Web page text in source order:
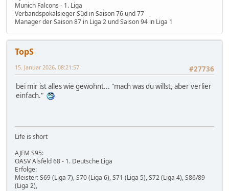
Munich Falcons - 1. Liga
Verbandspokalsieger Süd in Saison 76 und 77
Manager der Saison 87 in Liga 2 und Saison 94 in Liga 1
TopS
#27736
15. Januar 2026, 08:21:57
bei mir ist alles wie gewohnt... "mach was du willst, aber verlier
einfach."
Life is short
AJFM S95:
OASV Alsfeld 68 - 1. Deutsche Liga
Erfolge:
Meister: S69 (Liga 7), S70 (Liga 6), S71 (Liga 5), S72 (Liga 4), S86/89
(Liga 2),